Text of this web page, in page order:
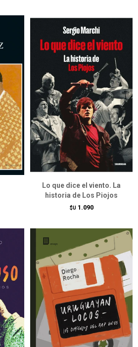
Lo que dice el viento. La
historia de Los Piojos
$U 1.090